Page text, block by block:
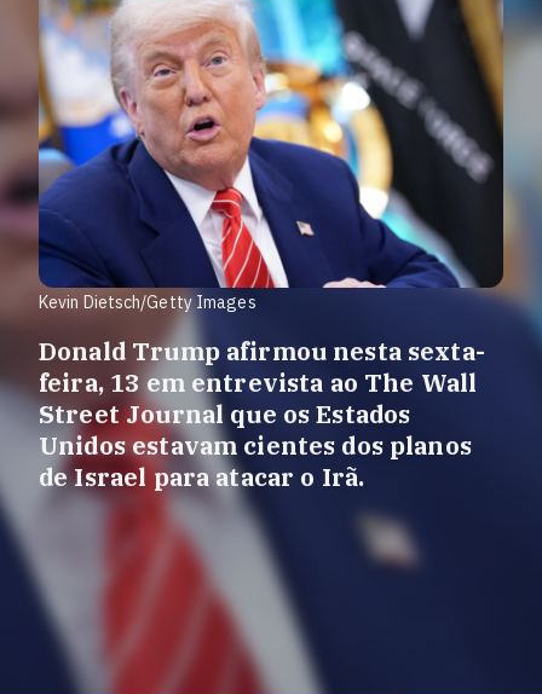
Kevin Dietsch/Getty Images
Donald Trump afirmou nesta sexta-
feira, 13 em entrevista ao The Wall
Street Journal que os Estados
Unidos estavam cientes dos planos
de Israel para atacar o Irã.